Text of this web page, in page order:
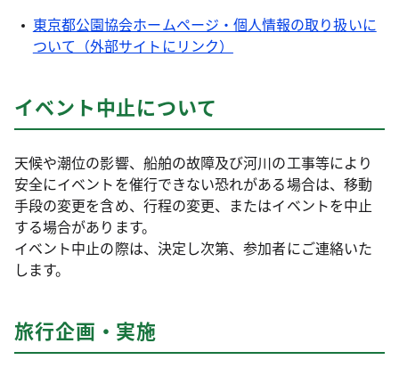
東京都公園協会ホームページ・個人情報の取り扱いに
ついて（外部サイトにリンク）
イベント中止について
天候や潮位の影響、船舶の故障及び河川の工事等により
安全にイベントを催行できない恐れがある場合は、移動
手段の変更を含め、行程の変更、またはイベントを中止
する場合があります。
イベント中止の際は、決定し次第、参加者にご連絡いた
します。
旅行企画・実施